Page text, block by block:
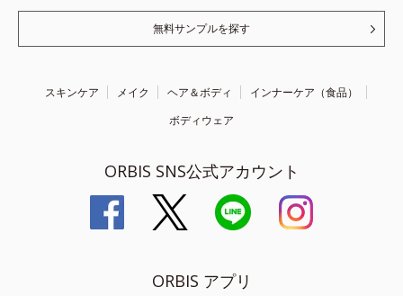
無料サンプルを探す
スキンケア メイク ヘア＆ボディ
インナーケア（食品）
ボディウェア
ORBIS SNS公式アカウント
ORBIS アプリ